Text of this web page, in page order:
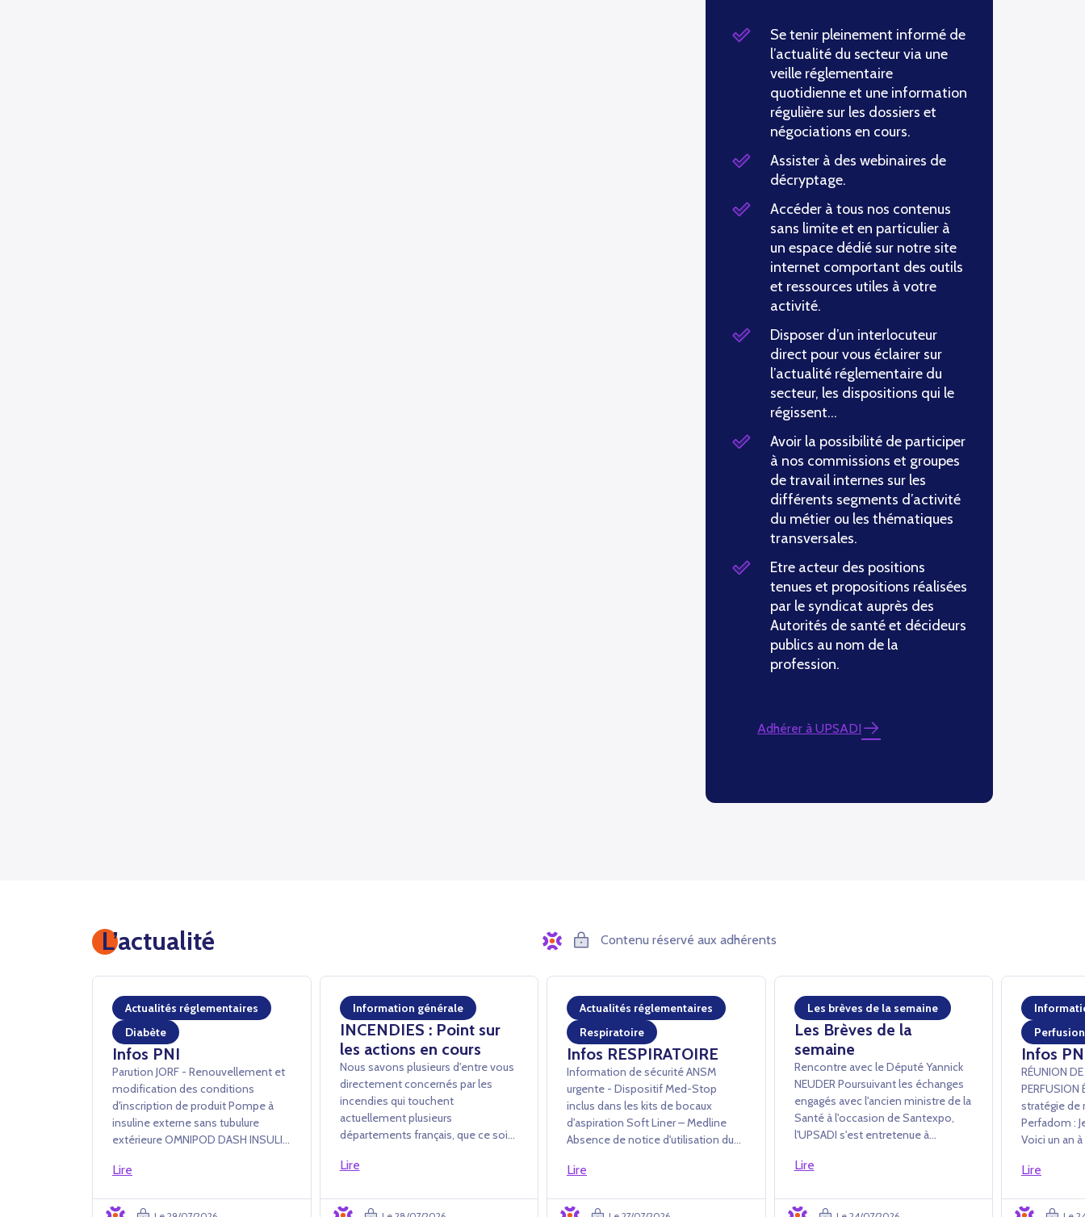
Se tenir pleinement informé de
l’actualité du secteur via une
veille réglementaire
quotidienne et une information
régulière sur les dossiers et
négociations en cours.
Assister à des webinaires de
décryptage.
Accéder à tous nos contenus
sans limite et en particulier à
un espace dédié sur notre site
internet comportant des outils
et ressources utiles à votre
activité.
Disposer d’un interlocuteur
direct pour vous éclairer sur
l’actualité réglementaire du
secteur, les dispositions qui le
régissent…
Avoir la possibilité de participer
à nos commissions et groupes
de travail internes sur les
différents segments d’activité
du métier ou les thématiques
transversales.
Etre acteur des positions
tenues et propositions réalisées
par le syndicat auprès des
Autorités de santé et décideurs
publics au nom de la
profession.
Adhérer à UPSADI
L’actualité Contenu réservé aux adhérents
Actualités réglementaires
Diabète
Infos PNI
Parution JORF - Renouvellement et
modification des conditions
d'inscription de produit Pompe à
insuline externe sans tubulure
extérieure OMNIPOD DASH INSULIN
France SAS Arrêté du 24 juillet 2026
d'inscription et modification des
Lire
Information générale
INCENDIES : Point sur
les actions en cours
Nous savons plusieurs d'entre vous
directement concernés par les
incendies qui touchent
actuellement plusieurs
départements français, que ce soit
des conséquences opérationnelles
fermetures administratives,
Lire
Actualités réglementaires
Respiratoire
Infos RESPIRATOIRE
Information de sécurité ANSM
urgente - Dispositif Med-Stop
inclus dans les kits de bocaux
d'aspiration Soft Liner – Medline
Absence de notice d'utilisation du
Soft Liner L’ANSM a été informée
de la mise en œuvre d'une acti...
Lire
Les brèves de la semaine
Les Brèves de la
semaine
Rencontre avec le Député Yannick
NEUDER ­Poursuivant les échanges
engagés avec l'ancien ministre de la
Santé à l'occasion de Santexpo,
l'UPSADI s'est entretenue à
Neuder afin de lui exposer plus en
système de santé. L'accent a été
Lire
Perfusion
Infos
RÉUNION
PERFUSION Échanges sur la
stratégie de
Perfadom :
Voici un an
Perfadom. La Commission
plusieurs
Lire